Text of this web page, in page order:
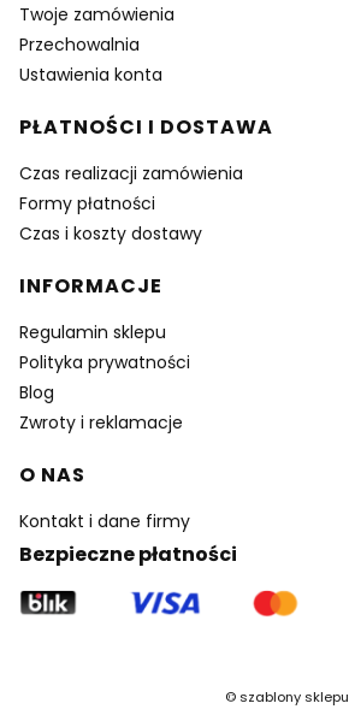
Twoje zamówienia
Przechowalnia
Ustawienia konta
PŁATNOŚCI I DOSTAWA
Czas realizacji zamówienia
Formy płatności
Czas i koszty dostawy
INFORMACJE
Regulamin sklepu
Polityka prywatności
Blog
Zwroty i reklamacje
O NAS
Kontakt i dane firmy
Bezpieczne płatności
©szablony sklepu